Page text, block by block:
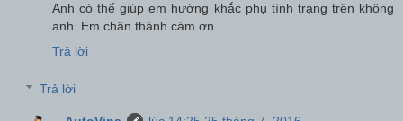
Anh có thể giúp em hướng khắc phụ tình trạng trên không
anh. Em chân thành cám ơn
Trả lời
Trả lời